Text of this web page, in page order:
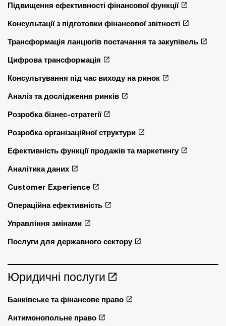
Підвищення ефективності фінансової функції
Консультації з підготовки фінансової звітності
Трансформація ланцюгів постачання та закупівель
Цифрова трансформація
Консультування під час виходу на ринок
Аналіз та дослідження ринків
Розробка бізнес-стратегії
Розробка організаційної структури
Ефективність функції продажів та маркетингу
Аналітика даних
Customer Experience
Операційна ефективність
Управління змінами
Послуги для державного сектору
Юридичні послуги
Банківське та фінансове право
Антимонопольне право